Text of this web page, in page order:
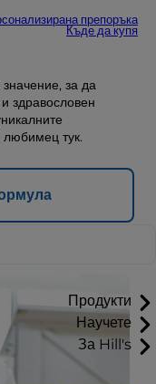
препоръка
Къде да купя
Продукти
Научете
За Hill's
за да
здравословен
тук.